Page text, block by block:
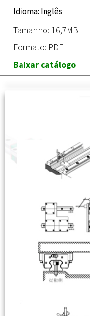
Idioma: Inglês
Tamanho: 16,7MB
Formato: PDF
Baixar catálogo